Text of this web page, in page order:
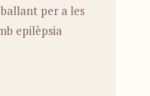
per a les
epilèpsia